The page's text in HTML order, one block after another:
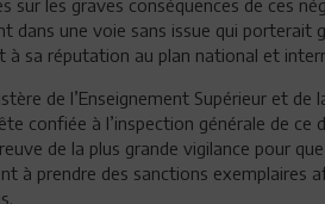
sur les graves conséquences de ces
dans une voie sans issue qui
à sa réputation au plan national et
de l’Enseignement Supérieur et de
confiée à l’inspection générale de
de la plus grande vigilance pour
à prendre des sanctions exemplaires